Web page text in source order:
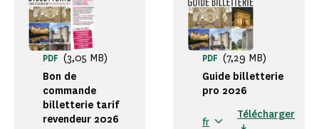
Bon de
commande
billetterie tarif
revendeur 2026
PDF (3,05 MB)
Guide billetterie
pro 2026
PDF (7,29 MB)
fr
Télécharger